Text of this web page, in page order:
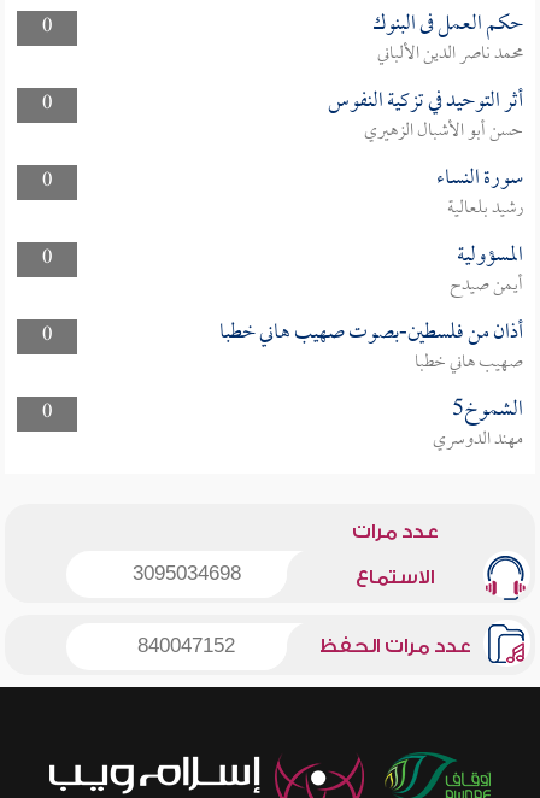
0
حكم العمل فى البنوك
محمد ناصر الدين الألباني
0
أثر التوحيد في تزكية النفوس
حسن أبو الأشبال الزهيري
0
سورة النساء
رشيد بلعالية
0
المسؤولية
أيمن صيدح
0
أذان من فلسطين-بصوت صهيب هاني خطبا
صهيب هاني خطبا
0
الشموخ5
مهند الدوسري
عدد مرات
الاستماع 3095034698
عدد مرات الحفظ 840047152